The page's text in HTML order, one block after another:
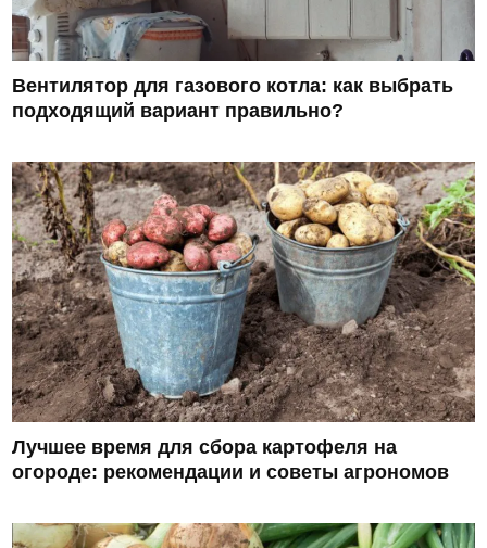
Вентилятор для газового котла: как выбрать
подходящий вариант правильно?
Лучшее время для сбора картофеля на
огороде: рекомендации и советы агрономов